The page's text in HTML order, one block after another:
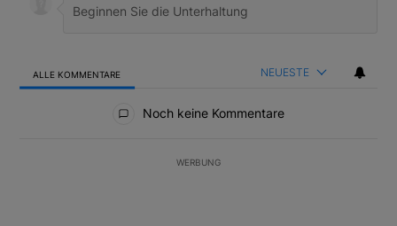
ALLE KOMMENTARE NEUESTE
Noch keine Kommentare
WERBUNG